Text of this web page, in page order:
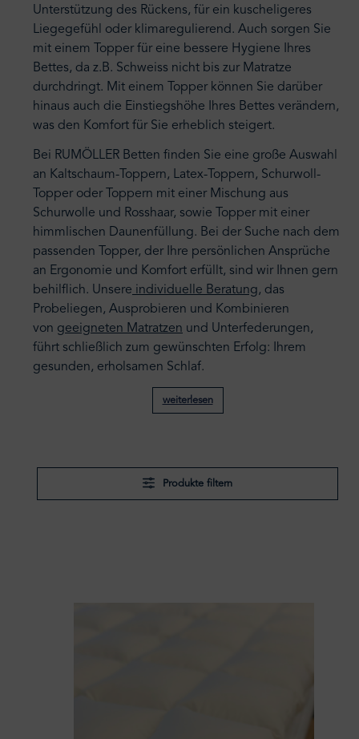
Unterstützung des Rückens, für ein kuscheligeres
Liegegefühl oder klimaregulierend. Auch sorgen Sie
mit einem Topper für eine bessere Hygiene Ihres
Bettes, da z.B. Schweiss nicht bis zur Matratze
durchdringt. Mit einem Topper können Sie darüber
hinaus auch die Einstiegshöhe Ihres Bettes verändern,
was den Komfort für Sie erheblich steigert.
Bei RUMÖLLER Betten finden Sie eine große Auswahl
an Kaltschaum-Toppern, Latex-Toppern, Schurwoll-
Topper oder Toppern mit einer Mischung aus
Schurwolle und Rosshaar, sowie Topper mit einer
himmlischen Daunenfüllung. Bei der Suche nach dem
passenden Topper, der Ihre persönlichen Ansprüche
an Ergonomie und Komfort erfüllt, sind wir Ihnen gern
behilflich. Unsere individuelle Beratung, das
Probeliegen, Ausprobieren und Kombinieren
von geeigneten Matratzen und Unterfederungen,
führt schließlich zum gewünschten Erfolg: Ihrem
gesunden, erholsamen Schlaf.
weiterlesen
Produkte filtern